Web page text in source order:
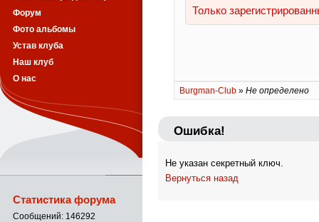
Burgman-Club » Не определено
Ошибка!
Не указан секретный ключ.
Вернуться назад
Форум
Фото альбомы
Устав клуба
Наш клуб
О нас
Статистика форума
Сообщений: 146292